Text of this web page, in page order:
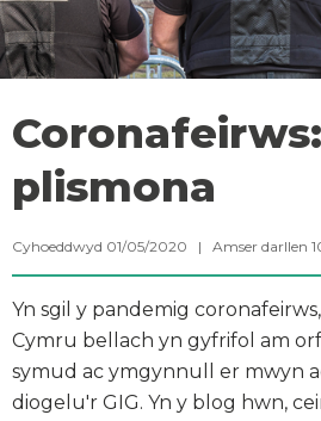
Coronafeirws:
plismona
Cyhoeddwyd 01/05/2020 | Amser darllen
Yn sgil y pandemig
Cymru bellach yn gyfrifol am
symud ac ymgynnull er mwyn
diogelu'r GIG. Yn y blog hwn,